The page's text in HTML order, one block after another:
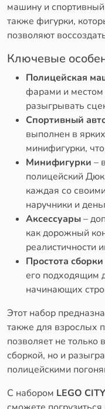
машину и
также фигурки,
позволяют
Ключевые
Полицейская
фарами и местом
разыгрывать
Спортивный
выполнен в
минифигурки,
Минифигурки –
полицейский
каждая со
наручники и
Аксессуары–
как дорожный
реалистичности
Простота сборки
его подходящим
начинающих
Этот набор
также для взрослых
позволяет не только
сборкой, но и
полицейскими
С набором LEGO